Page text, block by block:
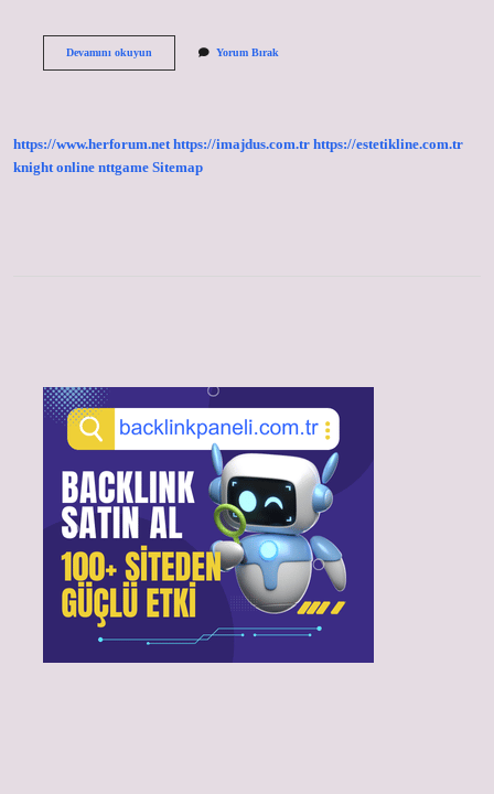
Devamını okuyunMazot
Yorum Bırak
https://www.herforum.net https://imajdus.com.tr https://estetikline.com.tr
knight online nttgame Sitemap